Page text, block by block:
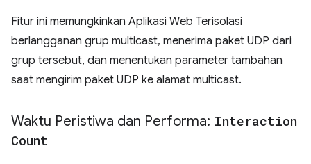
Fitur ini memungkinkan Aplikasi Web Terisolasi
berlangganan grup multicast, menerima paket UDP dari
grup tersebut, dan menentukan parameter tambahan
saat mengirim paket UDP ke alamat multicast.
Waktu Peristiwa dan Performa: Interaction
Count